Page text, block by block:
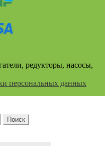
редукторы, насосы,
персональных данных
Поиск